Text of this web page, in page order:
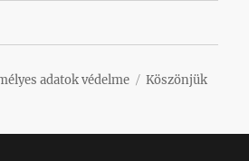
adatok védelme
Köszönjük